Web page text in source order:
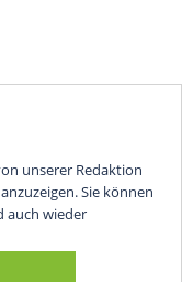
unserer Redaktion
Sie können
auch wieder